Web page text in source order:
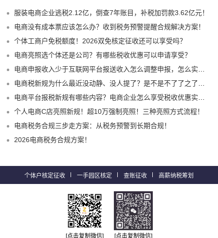
服装电商企业逃税2.12亿，倒查7年账目，补税加罚款3.62亿元！
电商没有成本票应该怎么办？收到税务预警提醒合规解决方案！
个体工商户免税额度！2026双免核定征收还可以享受吗？
电商亮照选个体还是公司？有哪些税收优惠可以申请享受？
电商申报收入少于互联网平台报送收入怎么调整申报，怎么实现合规申报享受税收优惠！
电商税新规为什么最近没动静、没人提了？是不是不了了之了嘛？
电商平台报税新规有哪些内容？电商企业怎么享受税收优惠实现税务合规？
个人电商C店亮照新规！超10万强制亮照！三种亮照方式流程！
电商税务合规三步走方案：从税务预警到长期合规！
2026电商税务合规方案！
个体户核定征收 一手园区核定 查账征收 高薪纳税筹划
[点击复制微信] [点击复制微信]